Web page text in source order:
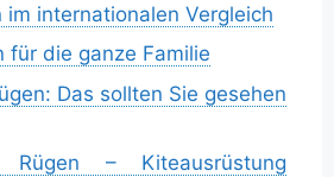
im internationalen Vergleich
für die ganze Familie
Das sollten Sie gesehen
– Kiteausrüstung